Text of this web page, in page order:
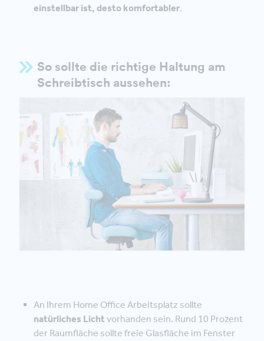
einstellbar ist, desto komfortabler.
So sollte die richtige Haltung am
Schreibtisch aussehen:
An Ihrem Home Office Arbeitsplatz sollte
natürliches Licht vorhanden sein. Rund 10 Prozent
der Raumfläche sollte freie Glasfläche im Fenster